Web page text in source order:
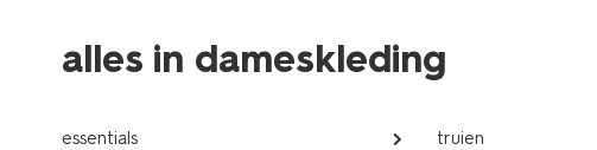
alles in dameskleding
essentials truien